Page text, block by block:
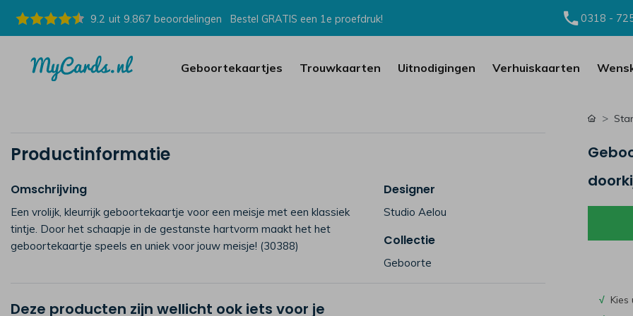
9.2 uit 9.867 beoordelingen Bestel GRATIS een 1e proefdruk! 0318 -
Geboortekaartjes Trouwkaarten Uitnodigingen Verhuiskaarten
Productinformatie
Omschrijving
Een vrolijk, kleurrijk geboortekaartje voor een meisje met een klassiek
tintje. Door het schaapje in de gestanste hartvorm maakt het het
geboortekaartje speels en uniek voor jouw meisje! (30388)
Designer
Studio Aelou
Collectie
Geboorte
Deze producten zijn wellicht ook iets voor je √Kies